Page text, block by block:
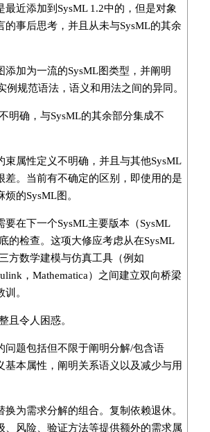
最近添加到SysML 1.2中的，但是对象
的事后思考，并且从未与SysML的其余
添加为一流的SysML图类型，并阐明
例规范语法，语义和用法之间的异同。
明确，与SysML的其余部分集成不
束属性定义不明确，并且与其他SysML
差。当前有不确定的区别，即使用的是
的SysML图。
要在下一个SysML主要版本（SysML
的检查。这项大修应考虑从在SysML
方数学建模与仿真工具（例如
，Mathematica）之间建立双向桥梁
。
且令人困惑。
问题包括但不限于阐明分解/包含语
基本属性，阐明关系语义以及减少与用
换为需求分解的组合。复制依赖退休。
、风险、验证方法等提供额外的需求属